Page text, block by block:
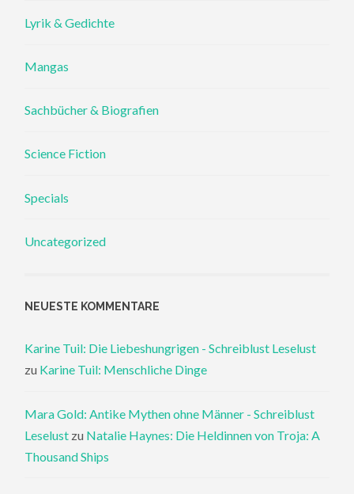
Lyrik & Gedichte
Mangas
Sachbücher & Biografien
Science Fiction
Specials
Uncategorized
NEUESTE KOMMENTARE
Karine Tuil: Die Liebeshungrigen - Schreiblust Leselust
zu Karine Tuil: Menschliche Dinge
Mara Gold: Antike Mythen ohne Männer - Schreiblust
Leselust zu Natalie Haynes: Die Heldinnen von Troja: A
Thousand Ships